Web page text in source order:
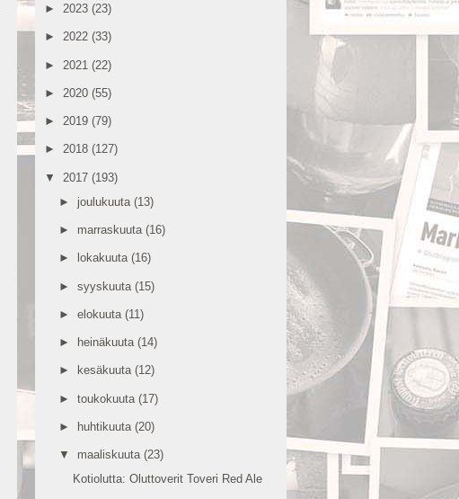
► 2023 (23)
► 2022 (33)
► 2021 (22)
► 2020 (55)
► 2019 (79)
► 2018 (127)
▼ 2017 (193)
► joulukuuta (13)
► marraskuuta (16)
► lokakuuta (16)
► syyskuuta (15)
► elokuuta (11)
► heinäkuuta (14)
► kesäkuuta (12)
► toukokuuta (17)
► huhtikuuta (20)
▼ maaliskuuta (23)
Kotiolutta: Oluttoverit Toveri Red Ale